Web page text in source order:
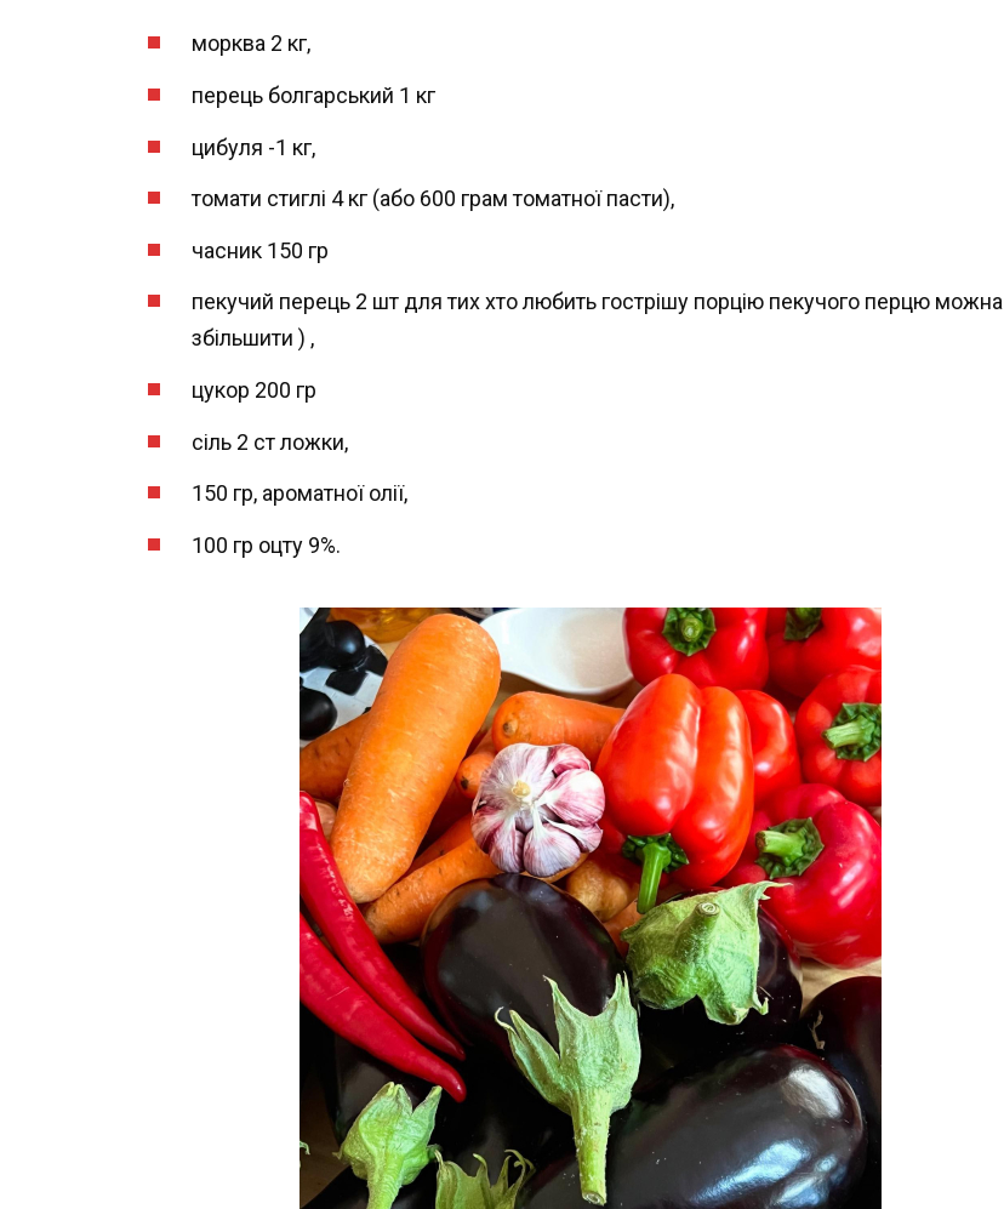
морква 2 кг,
перець болгарський 1 кг
цибуля -1 кг,
томати стиглі 4 кг (або 600 грам томатної пасти),
часник 150 гр
пекучий перець 2 шт для тих хто любить гострішу порцію пекучого перцю можна
збільшити ) ,
цукор 200 гр
сіль 2 ст ложки,
150 гр, ароматної олії,
100 гр оцту 9%.